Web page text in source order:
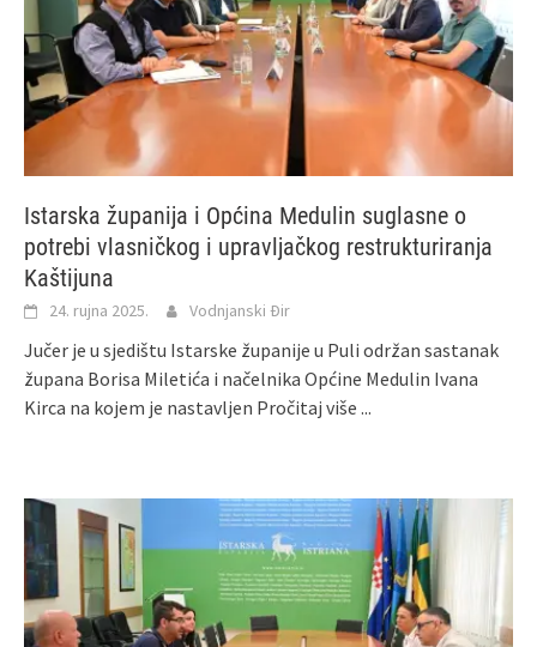
Istarska županija i Općina Medulin suglasne o
potrebi vlasničkog i upravljačkog restrukturiranja
Kaštijuna
24. rujna 2025. Vodnjanski Đir
Jučer je u sjedištu Istarske županije u Puli održan sastanak
župana Borisa Miletića i načelnika Općine Medulin Ivana
Kirca na kojem je nastavljen Pročitaj više ...